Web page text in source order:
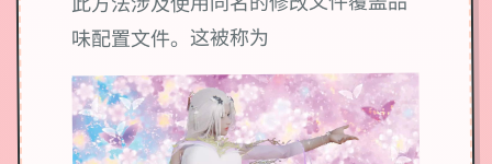
味配置文件。这被称为